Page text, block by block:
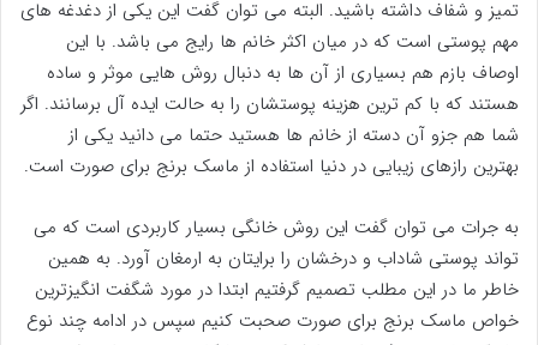
تمیز و شفاف داشته باشید. البته می توان گفت این یکی از دغدغه های
مهم پوستی است که در میان اکثر خانم ها رایج می باشد. با این
اوصاف بازم هم بسیاری از آن ها به دنبال روش هایی موثر و ساده
هستند که با کم ترین هزینه پوستشان را به حالت ایده آل برسانند. اگر
شما هم جزو آن دسته از خانم ها هستید حتما می دانید یکی از
بهترین رازهای زیبایی در دنیا استفاده از ماسک برنج برای صورت است.
به جرات می توان گفت این روش خانگی بسیار کاربردی است که می
تواند پوستی شاداب و درخشان را برایتان به ارمغان آورد. به همین
خاطر ما در این مطلب تصمیم گرفتیم ابتدا در مورد شگفت انگیزترین
خواص ماسک برنج برای صورت صحبت کنیم سپس در ادامه چند نوع